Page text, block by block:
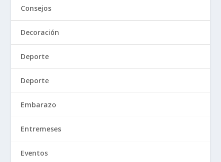
Consejos
Decoración
Deporte
Deporte
Embarazo
Entremeses
Eventos